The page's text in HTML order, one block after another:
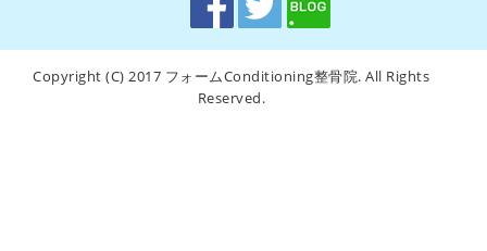
Copyright (C) 2017 フォームConditioning整骨院. All Rights
Reserved.